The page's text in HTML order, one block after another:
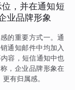
，并在通知短
业品牌形象
的重要方式一。通
通知邮件中均加入
容，短信通知中也
，企业品牌形象在
有归属感。